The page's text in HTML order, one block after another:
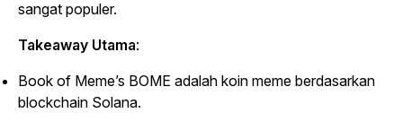
sangat populer.
Takeaway Utama:
Book of Meme’s BOME adalah koin meme berdasarkan
blockchain Solana.